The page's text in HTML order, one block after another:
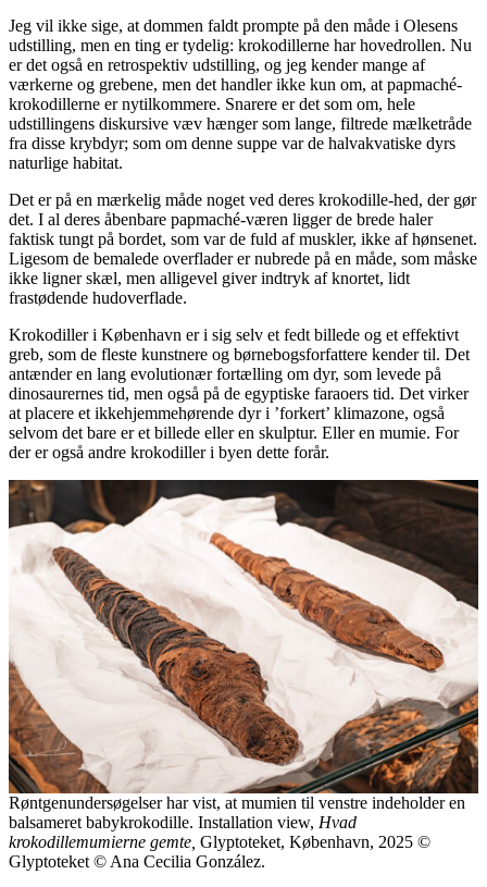
Jeg vil ikke sige, at dommen faldt prompte på den måde i Olesens
udstilling, men en ting er tydelig: krokodillerne har hovedrollen. Nu
er det også en retrospektiv udstilling, og jeg kender mange af
værkerne og grebene, men det handler ikke kun om, at papmaché-
krokodillerne er nytilkommere. Snarere er det som om, hele
udstillingens diskursive væv hænger som lange, filtrede mælketråde
fra disse krybdyr; som om denne suppe var de halvakvatiske dyrs
naturlige habitat.
Det er på en mærkelig måde noget ved deres krokodille-hed, der gør
det. I al deres åbenbare papmaché-væren ligger de brede haler
faktisk tungt på bordet, som var de fuld af muskler, ikke af hønsenet.
Ligesom de bemalede overflader er nubrede på en måde, som måske
ikke ligner skæl, men alligevel giver indtryk af knortet, lidt
frastødende hudoverflade.
Krokodiller i København er i sig selv et fedt billede og et effektivt
greb, som de fleste kunstnere og børnebogsforfattere kender til. Det
antænder en lang evolutionær fortælling om dyr, som levede på
dinosaurernes tid, men også på de egyptiske faraoers tid. Det virker
at placere et ikkehjemmehørende dyr i ’forkert’ klimazone, også
selvom det bare er et billede eller en skulptur. Eller en mumie. For
der er også andre krokodiller i byen dette forår.
Røntgenundersøgelser har vist, at mumien til venstre indeholder en
balsameret babykrokodille. Installation view, Hvad
krokodillemumierne gemte, Glyptoteket, København, 2025 ©
Glyptoteket © Ana Cecilia González.